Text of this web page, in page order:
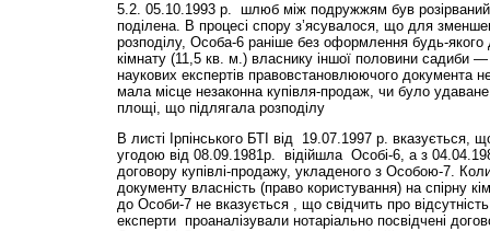
5.2. 05.10.1993 р. шлюб між подружжям був
поділена. В процесі спору з’ясувалося, що для
розподілу, Особа-6 раніше без оформлення будь-якого
кімнату (11,5 кв. м.) власнику іншої половини садиби
наукових експертів правовстановлюючого документа
мала місце незаконна купівля-продаж, чи було
площі, що підлягала розподілу
В листі Ірпінського БТІ від 19.07.1997 р. вказується,
угодою від 08.09.1981р. відійшла Особі-6, а з
договору купівлі-продажу, укладеного з Особою-7. Коли
документу власність (право користування) на спірну
до Особи-7 не вказується , що свідчить про
експерти проаналізували нотаріально посвідчені